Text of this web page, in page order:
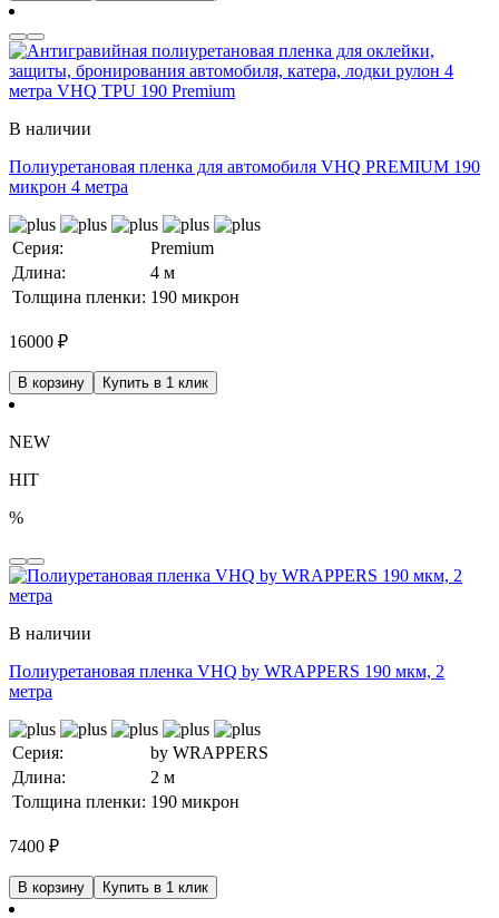
В наличии
Полиуретановая пленка для автомобиля VHQ PREMIUM 190
микрон 4 метра
Серия:
Premium
Длина:
4 м
Толщина пленки: 190 микрон
16000 ₽
В корзину Купить в 1 клик
NEW
HIT
%
В наличии
Полиуретановая пленка VHQ by WRAPPERS 190 мкм, 2
метра
Серия:
by WRAPPERS
Длина:
2 м
Толщина пленки: 190 микрон
7400 ₽
В корзину Купить в 1 клик